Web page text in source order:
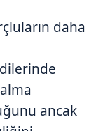
daha
ancak